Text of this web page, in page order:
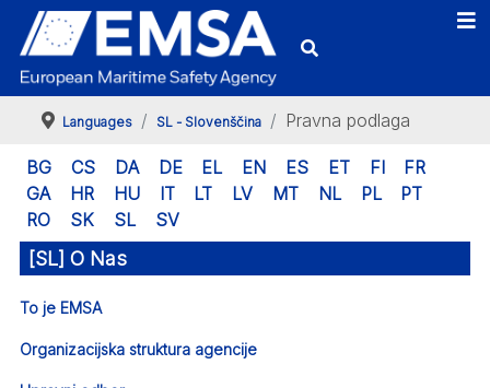
Languages SL - Slovenščina Pravna podlaga
BG CS DA DE EL EN ES ET FI
FR
GA
HR HU IT LT LV MT NL PL
PT
RO
SK SL SV
[SL] O Nas
To je EMSA
Organizacijska struktura agencije